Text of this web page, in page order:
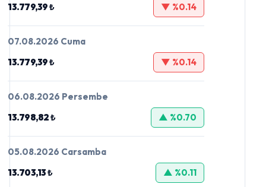
13.779,39 ₺
▼ %0.14
07.08.2026 Cuma
13.779,39 ₺
▼ %0.14
06.08.2026 Persembe
13.798,82 ₺
▲ %0.70
05.08.2026 Carsamba
13.703,13 ₺
▲ %0.11